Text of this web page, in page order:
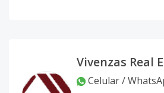
Vivenzas Real
Celular /